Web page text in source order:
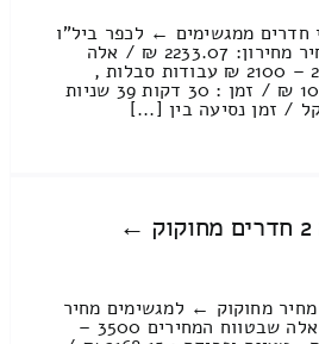
חדרים ממגשימים ← לכפר ביל"ו
כולל פירוק והרכבה מחיר מחירון: 2233.07 ₪ / אלה
שבטווח המחירים 2700 – 2100 ₪ עבודות סבלות ,
טעינה ופריקה : 1074.55 ₪ / זמן : 30 דקות 39 שניות
מחיר הובלת דירה 2 חדרים מחוקוק ←
2 חדרים מחיר מחוקוק ← למגשימים מחיר
מחירון: 2828.04 ₪ / אלה שבטווח המחירים 3500 –